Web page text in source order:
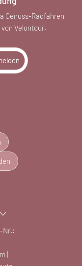
Genuss-Radfahren
Velontour.
Nr.: